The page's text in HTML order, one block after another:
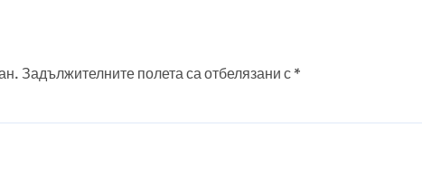
Задължителните полета са отбелязани с *